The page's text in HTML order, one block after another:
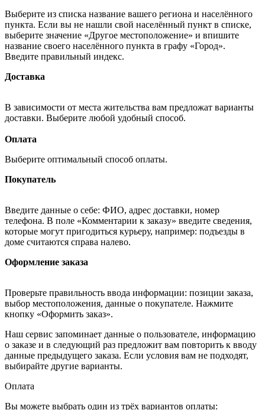
Выберите из списка название вашего региона и населённого
пункта. Если вы не нашли свой населённый пункт в списке,
выберите значение «Другое местоположение» и впишите
название своего населённого пункта в графу «Город».
Введите правильный индекс.
Доставка
В зависимости от места жительства вам предложат варианты
доставки. Выберите любой удобный способ.
Оплата
Выберите оптимальный способ оплаты.
Покупатель
Введите данные о себе: ФИО, адрес доставки, номер
телефона. В поле «Комментарии к заказу» введите сведения,
которые могут пригодиться курьеру, например: подъезды в
доме считаются справа налево.
Оформление заказа
Проверьте правильность ввода информации: позиции заказа,
выбор местоположения, данные о покупателе. Нажмите
кнопку «Оформить заказ».
Наш сервис запоминает данные о пользователе, информацию
о заказе и в следующий раз предложит вам повторить к вводу
данные предыдущего заказа. Если условия вам не подходят,
выбирайте другие варианты.
Оплата
Вы можете выбрать один из трёх вариантов оплаты: